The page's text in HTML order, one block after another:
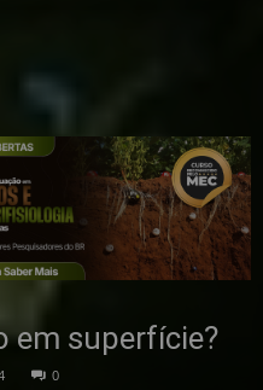
em superfície?
0